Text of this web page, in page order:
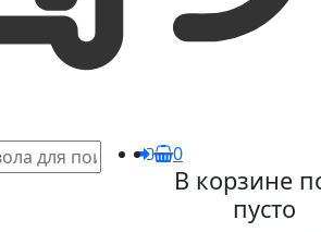
0
В корзине
пусто